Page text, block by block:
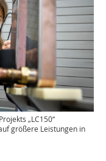
„LC150“
größere Leistungen in